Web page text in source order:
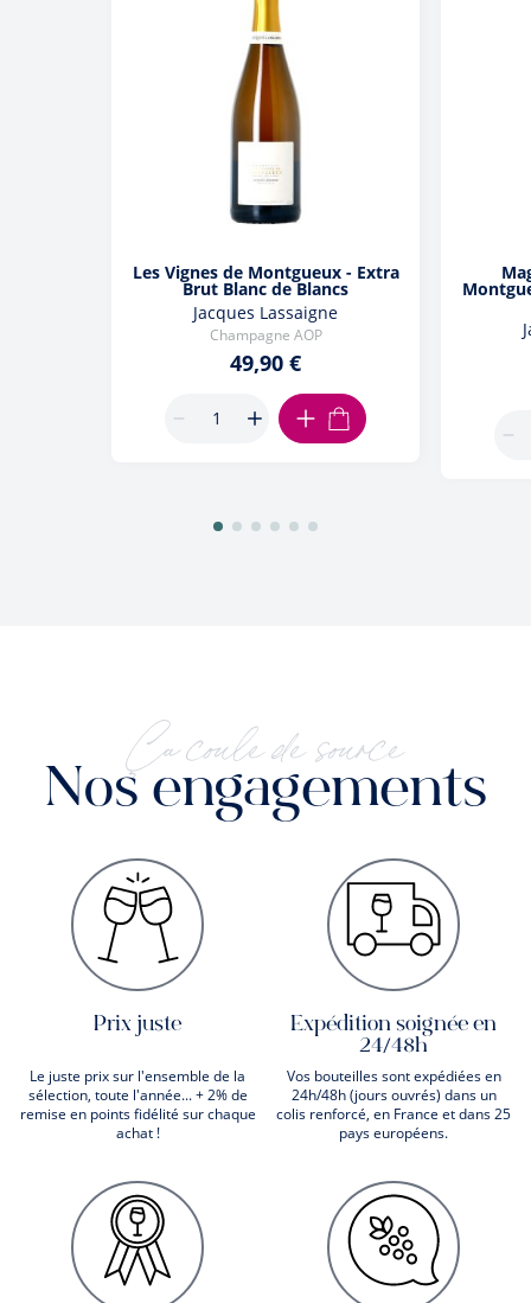
Les Vignes de Montgueux - Extra
Brut Blanc de Blancs
Jacques Lassaigne
Champagne AOP
49,90 €
AJOUTER AU PANIER
Ça coule de source
Nos engagements
Prix juste
Le juste prix sur l'ensemble de la
sélection, toute l'année... + 2% de
remise en points fidélité sur chaque
achat !
Expédition soignée en
24/48h
Vos bouteilles sont expédiées en
24h/48h (jours ouvrés) dans un
colis renforcé, en France et dans 25
pays européens.